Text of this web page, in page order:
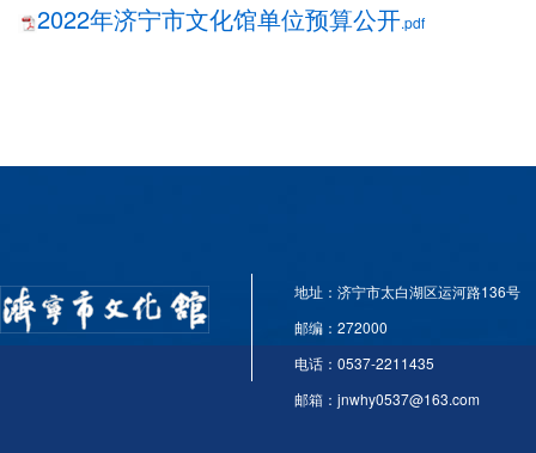
2022年济宁市文化馆单位预算公开.pdf
地址：济宁市太白湖区运河路136号
邮编：272000
电话：0537-2211435
邮箱：jnwhy0537@163.com